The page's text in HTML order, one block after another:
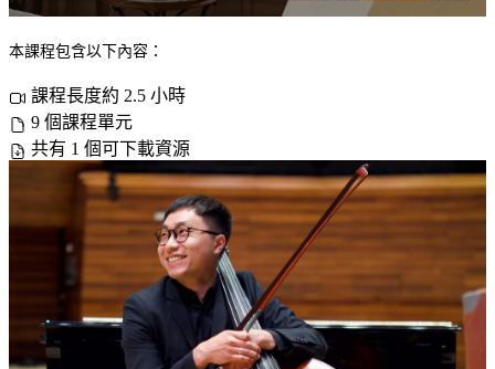
本課程包含以下內容：
課程長度約 2.5 小時
9 個課程單元
共有 1 個可下載資源